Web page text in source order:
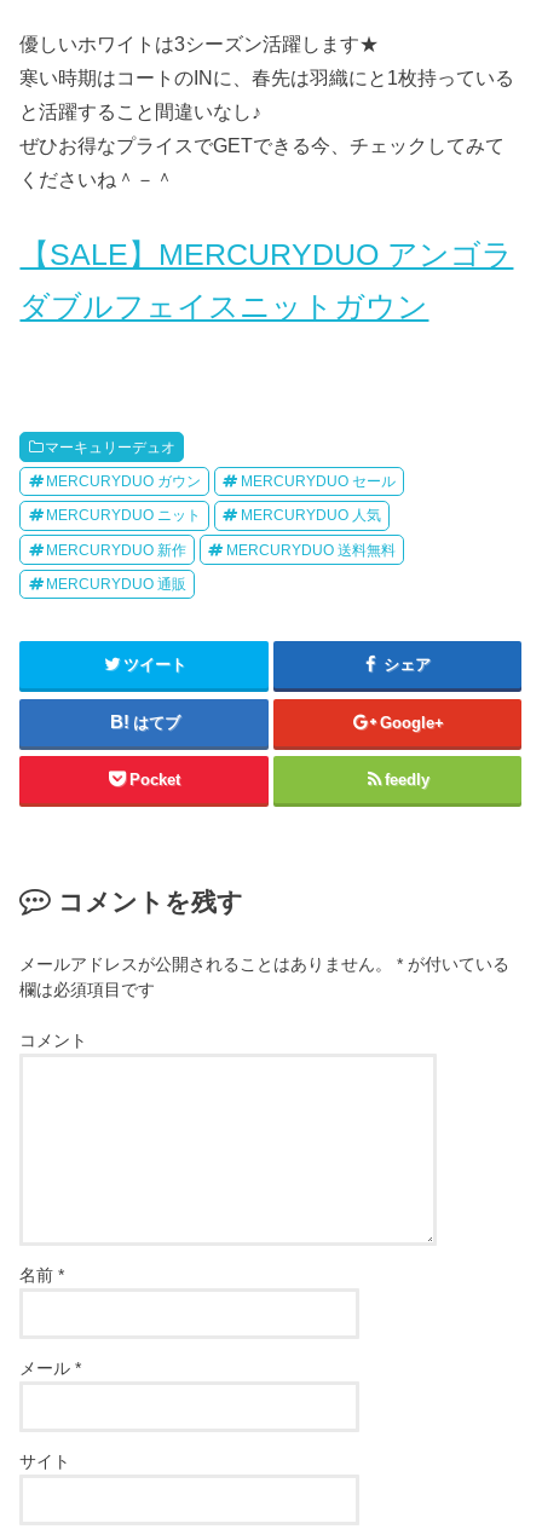
優しいホワイトは3シーズン活躍します★
寒い時期はコートのINに、春先は羽織にと1枚持っている
と活躍すること間違いなし♪
ぜひお得なプライスでGETできる今、チェックしてみて
くださいね＾－＾
【SALE】MERCURYDUO アンゴラ
ダブルフェイスニットガウン
マーキュリーデュオ
MERCURYDUO ガウン MERCURYDUO セール
MERCURYDUO ニット MERCURYDUO 人気
MERCURYDUO 新作 MERCURYDUO 送料無料
MERCURYDUO 通販
ツイート シェア
はてブ Google+
Pocket feedly
コメントを残す
メールアドレスが公開されることはありません。 * が付いている
欄は必須項目です
コメント
名前*
メール*
サイト